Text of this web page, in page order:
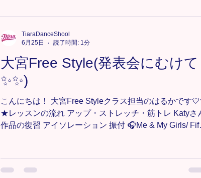
大宮Free Style(発表会にむけて
✨✨)
こんにちは！ 大宮Free Styleクラス担当のはるかです
★レッスンの流れ アップ・ストレッチ・筋トレ Katyさ
作品の復習 アイソレーション 振付 🎧Me & My Girls/
になっていてとても良い感じです！まだまだ積み重ねて
いきましょう💃✳︎ 🔸大宮教室Freestyleクラス詳細
TiaraDanceShool
6月25日
読了時間: 1分